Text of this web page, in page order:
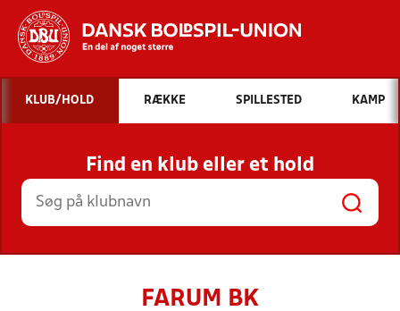
Hvad vil du søge efter?
INDHOLD OG NYHEDER
STILLINGER, RESULTATER, KLUBBER OG
HOLD
KLUB/HOLD RÆKKE SPILLESTED KAMP
Find en klub eller et hold
FARUM BK